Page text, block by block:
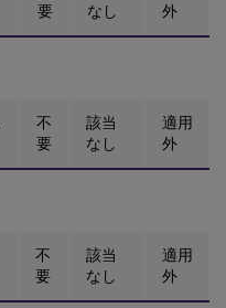
要
なし
外
不
要
該当
なし
適用
外
不
要
該当
なし
適用
外